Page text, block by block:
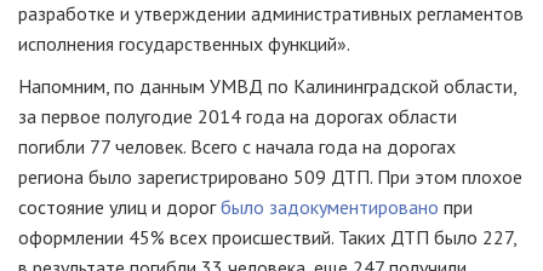
разработке и утверждении административных регламентов
исполнения государственных функций».
Напомним, по данным УМВД по Калининградской области,
за первое полугодие 2014 года на дорогах области
погибли 77 человек. Всего с начала года на дорогах
региона было зарегистрировано 509 ДТП. При этом плохое
состояние улиц и дорогбыло задокументировано при
оформлении 45% всех происшествий. Таких ДТП было 227,